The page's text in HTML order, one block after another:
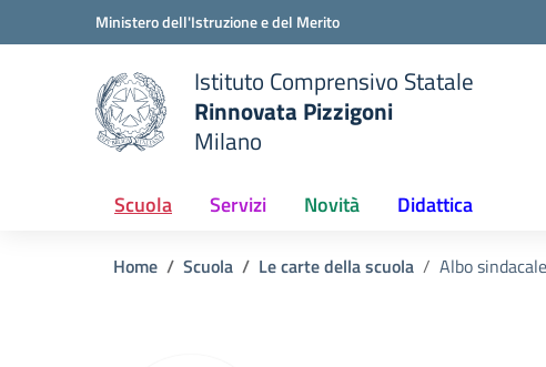
Vai ai contenuti
Vai al menu di navigazioneMinistero dell'Istruzione e del Merito
Istituto Comprensivo Statale
Rinnovata Pizzigoni
Milano
Scuola Servizi Novità Didattica
Home Scuola Le carte della scuola Albo sindacale